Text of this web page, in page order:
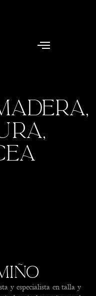
y especialista en talla y